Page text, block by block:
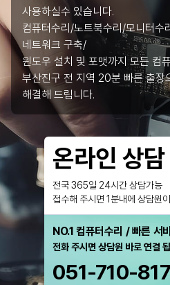
사용하실수 있습니다.
컴퓨터수리/노트북수리/모니터
네트워크 구축/
윈도우 설치 및 포맷까지 모든 컴
부산진구 전 지역 20분 빠른 출장
해결해 드립니다.
온라인 상담
전국 365일 24시간 상담가능
접수해 주시면 1분내에 상담원
NO.1 컴퓨터수리 / 빠른 서
전화 주시면 상담원 바로 연결
051-710-